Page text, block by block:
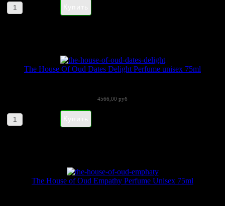
The House Of Oud Dates Delight Perfume unisex 75ml
4566,00 руб
The House of Oud Empathy Perfume Unisex 75ml